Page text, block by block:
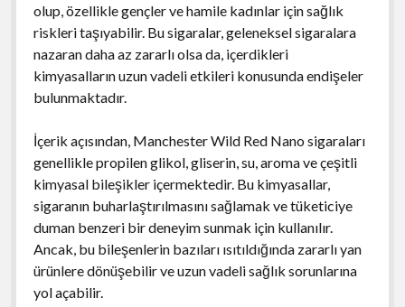
olup, özellikle gençler ve hamile kadınlar için sağlık
riskleri taşıyabilir. Bu sigaralar, geleneksel sigaralara
nazaran daha az zararlı olsa da, içerdikleri
kimyasalların uzun vadeli etkileri konusunda endişeler
bulunmaktadır.
İçerik açısından, Manchester Wild Red Nano sigaraları
genellikle propilen glikol, gliserin, su, aroma ve çeşitli
kimyasal bileşikler içermektedir. Bu kimyasallar,
sigaranın buharlaştırılmasını sağlamak ve tüketiciye
duman benzeri bir deneyim sunmak için kullanılır.
Ancak, bu bileşenlerin bazıları ısıtıldığında zararlı yan
ürünlere dönüşebilir ve uzun vadeli sağlık sorunlarına
yol açabilir.